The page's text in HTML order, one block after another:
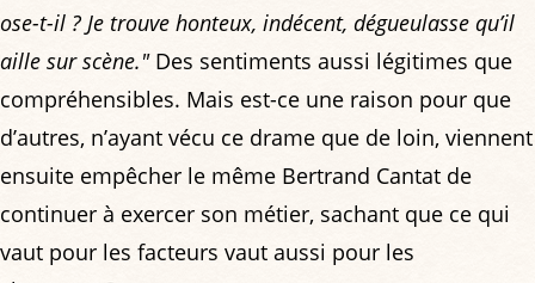
ose-t-il ? Je trouve honteux, indécent, dégueulasse qu’il
aille sur scène."Des sentiments aussi légitimes que
compréhensibles. Mais est-ce une raison pour que
d’autres, n’ayant vécu ce drame que de loin, viennent
ensuite empêcher le même Bertrand Cantat de
continuer à exercer son métier, sachant que ce qui
vaut pour les facteurs vaut aussi pour les